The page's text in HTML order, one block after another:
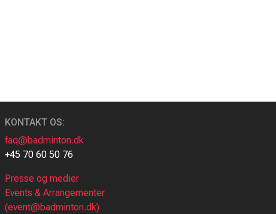
KONTAKT OS:
faq@badminton.dk
+45 70 60 50 76
Presse og medier
Events & Arrangementer
(event@badminton.dk)